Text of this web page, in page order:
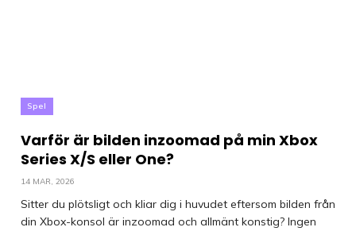
Spel
Varför är bilden inzoomad på min Xbox
Series X/S eller One?
14 MAR, 2026
Sitter du plötsligt och kliar dig i huvudet eftersom bilden från
din Xbox-konsol är inzoomad och allmänt konstig? Ingen